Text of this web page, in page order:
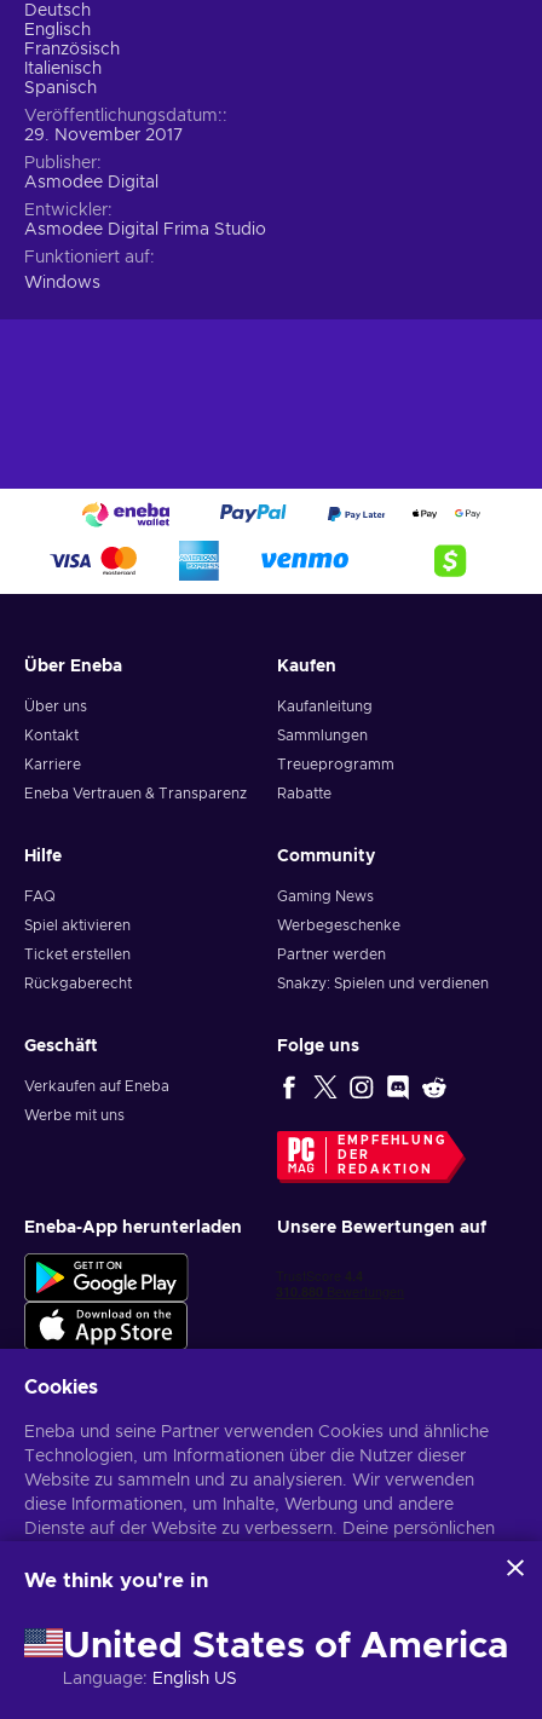
Deutsch
Englisch
Französisch
Italienisch
Spanisch
Veröffentlichungsdatum:
29. November 2017
Publisher
Asmodee Digital
Entwickler
Asmodee Digital Frima Studio
Funktioniert auf
Windows
Über Eneba
Über uns
Kontakt
Karriere
Eneba Vertrauen & Transparenz
Kaufen
Kaufanleitung
Sammlungen
Treueprogramm
Rabatte
Hilfe
FAQ
Spiel aktivieren
Ticket erstellen
Rückgaberecht
Community
Gaming News
Werbegeschenke
Partner werden
Snakzy: Spielen und verdienen
Geschäft
Verkaufen auf Eneba
Werbe mit uns
Folge uns
EMPFEHLUNG
DER
REDAKTION
Eneba-App herunterladen Unsere Bewertungen auf
Abonnieren
Du kannst dich jederzeit wieder abmelden. Weitere Informationen in
Cookies
Eneba und seine Partner verwenden Cookies und ähnliche
Technologien, um Informationen über die Nutzer dieser
Website zu sammeln und zu analysieren. Wir verwenden
diese Informationen, um Inhalte, Werbung und andere
Dienste auf der Website zu verbessern. Deine persönlichen
verwendet werden.
Verwendung dieser Technologien durch Eneba und seine
Partner zu. Du kannst deine Zustimmung anpassen, indem du
auf „Anpassen“ klickst.
We think you're in
United States of America
Language: English US